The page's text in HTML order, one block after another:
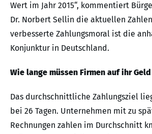
Wert im Jahr 2015“, kommentiert
Dr. Norbert Sellin die aktuellen
verbesserte Zahlungsmoral ist die
Konjunktur in Deutschland.
Wie lange müssen Firmen auf ihr
Das durchschnittliche Zahlungsziel
bei 26 Tagen. Unternehmen mit zu
Rechnungen zahlen im Durchschnitt